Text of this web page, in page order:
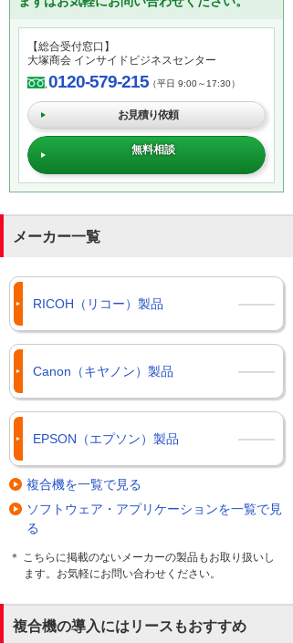
【総合受付窓口】
大塚商会 インサイドビジネスセンター
0120-579-215（平日 9:00～17:30）
お見積り依頼
無料相談
メーカー一覧
RICOH（リコー）製品
Canon（キヤノン）製品
EPSON（エプソン）製品
複合機を一覧で見る
ソフトウェア・アプリケーションを一覧で見
る
＊ こちらに掲載のないメーカーの製品もお取り扱いし
ます。お気軽にお問い合わせください。
複合機の導入にはリースもおすすめ